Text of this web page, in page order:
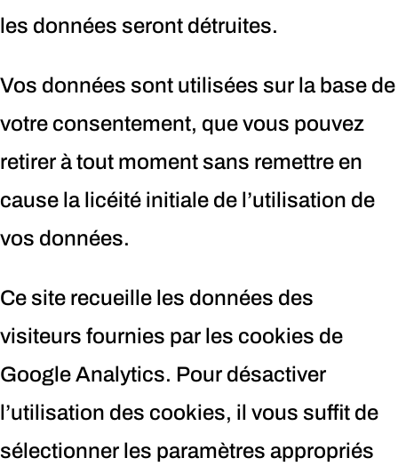
les données seront détruites.
Vos données sont utilisées sur la base de
votre consentement, que vous pouvez
retirer à tout moment sans remettre en
cause la licéité initiale de l’utilisation de
vos données.
Ce site recueille les données des
visiteurs fournies par les cookies de
Google Analytics. Pour désactiver
l’utilisation des cookies, il vous suffit de
sélectionner les paramètres appropriés